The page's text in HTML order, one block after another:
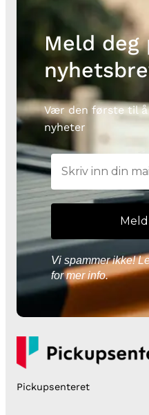
Meld deg
Vær den første til
nyheter
Vi spammer ikke!
for mer info.
Pickupsenteret